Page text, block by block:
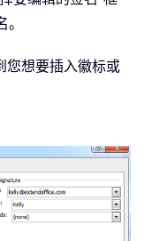
您想要插入徽标或